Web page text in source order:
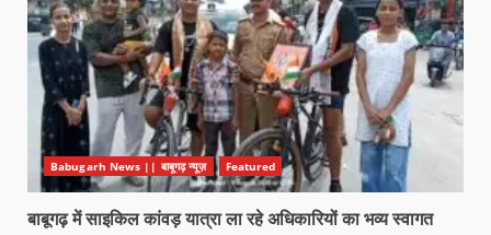
Babugarh News || बाबूगढ़ न्यूज़ Featured
बाबूगढ़ में साइकिल कांवड़ यात्रा ला रहे अधिकारियों का भव्य स्वागत